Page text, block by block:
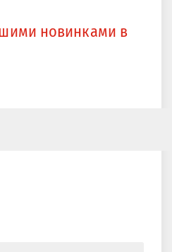
новинками в